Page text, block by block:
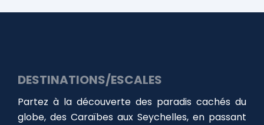
DESTINATIONS/ESCALES
Partez à la découverte des paradis cachés du
globe, des Caraïbes aux Seychelles, en passant